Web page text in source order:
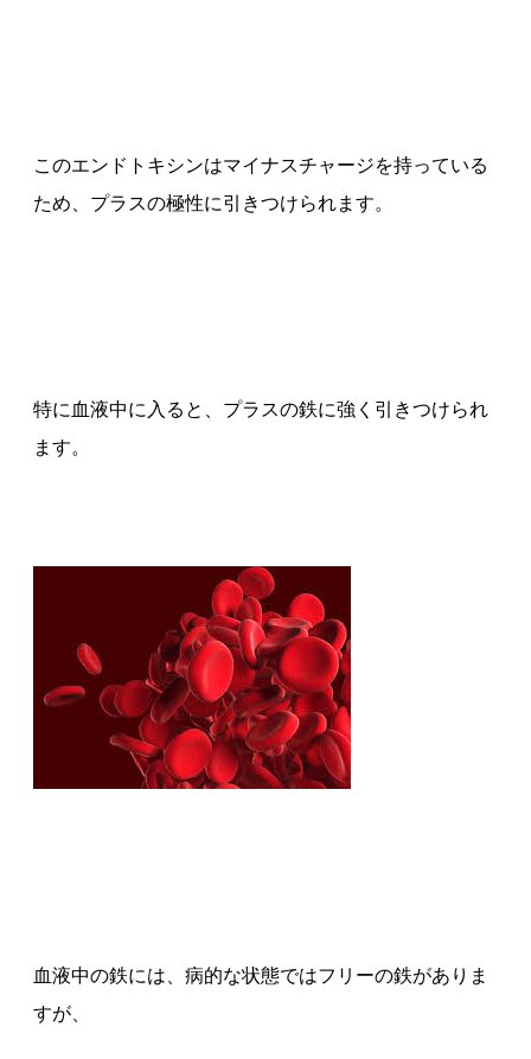
このエンドトキシンはマイナスチャージを持っている
ため、プラスの極性に引きつけられます。
特に血液中に入ると、プラスの鉄に強く引きつけられ
ます。
血液中の鉄には、病的な状態ではフリーの鉄がありま
すが、